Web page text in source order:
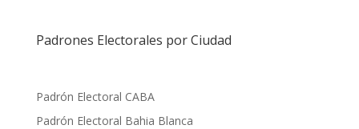
Padrones Electorales por Ciudad
Padrón Electoral CABA
Padrón Electoral Bahia Blanca